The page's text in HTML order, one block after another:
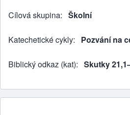
Cílová skupina Školní
Katechetické cykly Pozvání na
Biblický odkaz (kat) Skutky